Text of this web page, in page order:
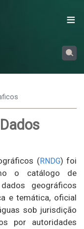
(RNDG) foi
o catálogo de
geográficos
e temática, oficial
sob jurisdição
por autoridades